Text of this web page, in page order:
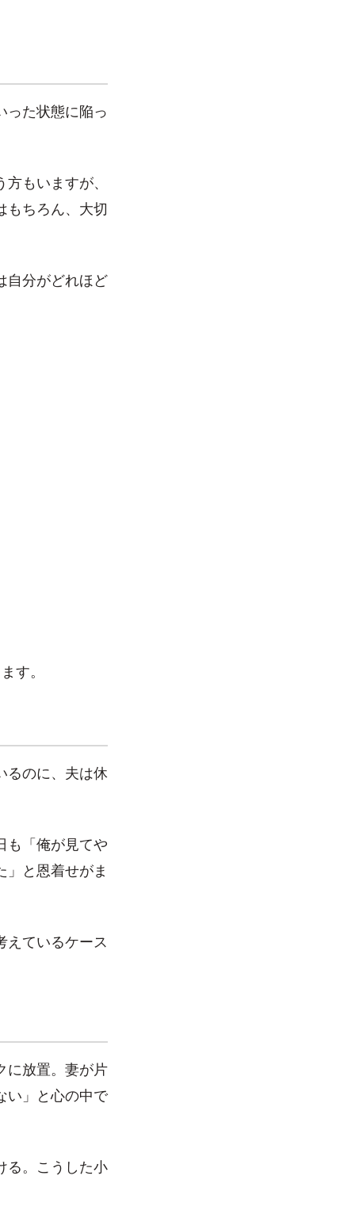
った状態に陥っ
もいますが、
もちろん、大切
自分がどれほど
す。
るのに、夫は休
も「俺が見てや
と恩着せがま
えているケース
に放置。妻が片
い」と心の中で
る。こうした小